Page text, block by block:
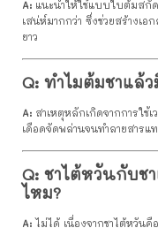
A: แนะนำให้ใช้แบบใบต้มสกั
เสน่ห์มากกว่า ซึ่งช่วยสร้างเ
ยาว
Q: ทำไมต้มชาแล้
A: สาเหตุหลักเกิดจากการใช้
เดือดจัดพล่านจนทำลายสารแ
Q: ชาไต้หวันกับช
ไหม?
A: ไม่ได้ เนื่องจากชาไต้หวันคื